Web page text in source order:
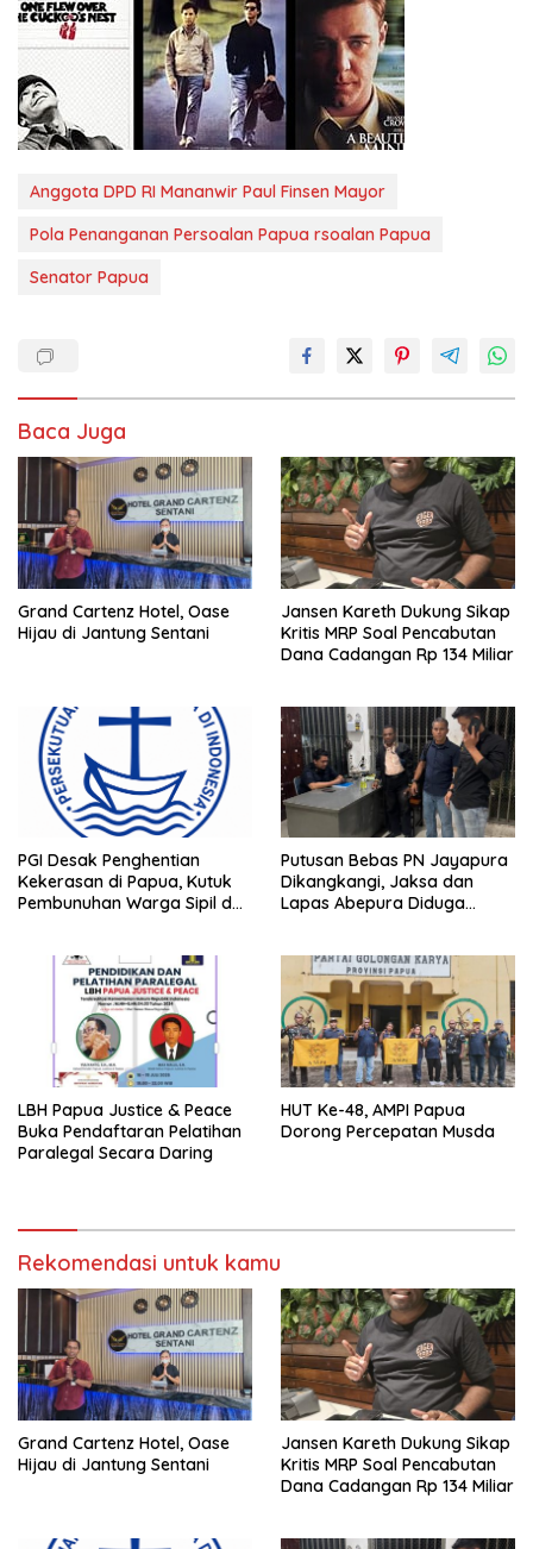
Anggota DPD RI Mananwir Paul Finsen Mayor
Pola Penanganan Persoalan Papua rsoalan Papua
Senator Papua
Baca Juga
Grand Cartenz Hotel, Oase
Hijau di Jantung Sentani
Jansen Kareth Dukung Sikap
Kritis MRP Soal Pencabutan
Dana Cadangan Rp 134 Miliar
PGI Desak Penghentian
Kekerasan di Papua, Kutuk
Pembunuhan Warga Sipil dan
Putusan Bebas PN Jayapura
Dikangkangi, Jaksa dan
Lapas Abepura Diduga
LBH Papua Justice & Peace
Buka Pendaftaran Pelatihan
Paralegal Secara Daring
HUT Ke-48, AMPI Papua
Dorong Percepatan Musda
Rekomendasi untuk kamu
Grand Cartenz Hotel, Oase
Hijau di Jantung Sentani
Jansen Kareth Dukung Sikap
Kritis MRP Soal Pencabutan
Dana Cadangan Rp 134 Miliar